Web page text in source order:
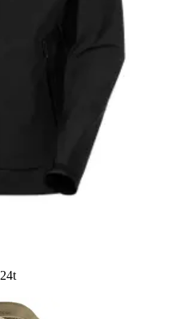
24t